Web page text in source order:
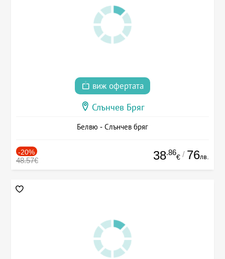
виж офертата
Слънчев Бряг
Белвю - Слънчев бряг
-20%
48.57€ 38.86
€ / 76лв.